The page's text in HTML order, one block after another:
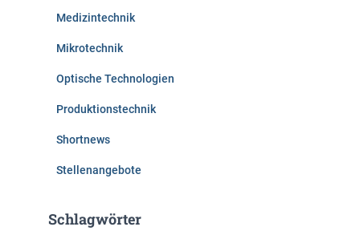
Medizintechnik
Mikrotechnik
Optische Technologien
Produktionstechnik
Shortnews
Stellenangebote
Schlagwörter